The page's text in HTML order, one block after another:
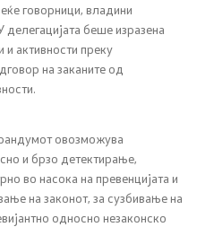
говорници, владини
делегацијата беше изразена
активности преку
на заканите од
овозможува
и брзо детектирање,
во насока на превенцијата и
на законот, за сузбивање на
односно незаконско